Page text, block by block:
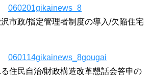
060201gikainews_8
市政/指定管理者制度の導入/欠陥住宅
060114gikainews_8gougai
住民自治/財政構造改革懇話会答申の